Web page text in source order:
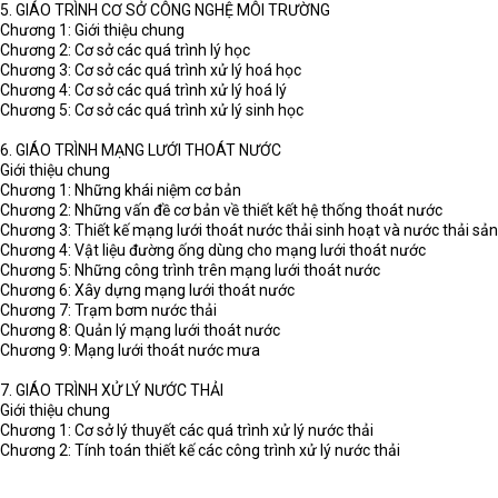
5. GIÁO TRÌNH CƠ SỞ CÔNG NGHỆ MÔI TRƯỜNG
Chương 1: Giới thiệu chung
Chương 2: Cơ sở các quá trình lý học
Chương 3: Cơ sở các quá trình xử lý hoá học
Chương 4: Cơ sở các quá trình xử lý hoá lý
Chương 5: Cơ sở các quá trình xử lý sinh học
6. GIÁO TRÌNH MẠNG LƯỚI THOÁT NƯỚC
Giới thiệu chung
Chương 1: Những khái niệm cơ bản
Chương 2: Những vấn đề cơ bản về thiết kết hệ thống thoát nước
Chương 3: Thiết kế mạng lưới thoát nước thải sinh hoạt và nước thải
Chương 4: Vật liệu đường ống dùng cho mạng lưới thoát nước
Chương 5: Những công trình trên mạng lưới thoát nước
Chương 6: Xây dựng mạng lưới thoát nước
Chương 7: Trạm bơm nước thải
Chương 8: Quản lý mạng lưới thoát nước
Chương 9: Mạng lưới thoát nước mưa
7. GIÁO TRÌNH XỬ LÝ NƯỚC THẢI
Giới thiệu chung
Chương 1: Cơ sở lý thuyết các quá trình xử lý nước thải
Chương 2: Tính toán thiết kế các công trình xử lý nước thải